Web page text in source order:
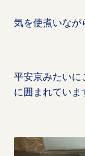
気を使煮いなが
平安京みたいに
に囲まれていま